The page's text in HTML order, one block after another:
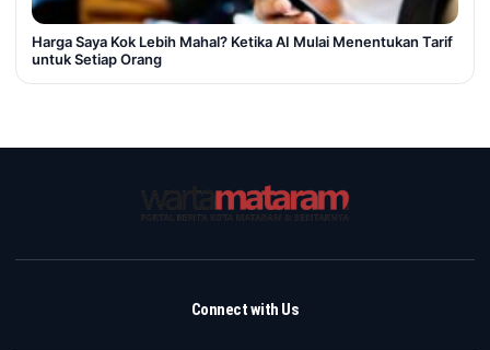
Harga Saya Kok Lebih Mahal? Ketika AI Mulai Menentukan Tarif
untuk Setiap Orang
Connect with Us